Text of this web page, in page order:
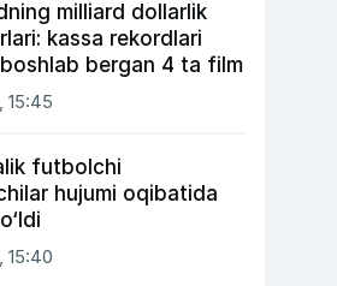
milliard dollarlik
kassa rekordlari
bergan 4 ta film
15:45
futbolchi
hujumi oqibatida
15:40